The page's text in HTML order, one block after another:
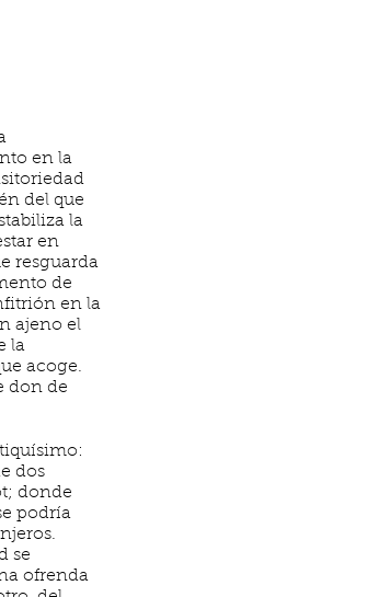
en la
del que
la
en
resguarda
de
en la
ajeno el
la
acoge.
don de
dos
donde
podría
se
ofrenda